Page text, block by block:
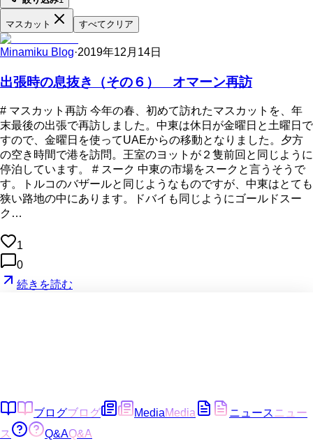
マスカット すべてクリア
Minamiku Blog·2019年12月14日
出張時の息抜き（その６） オマーン再訪
# マスカット再訪 今年の春、初めて訪れたマスカットを、年
末最後の出張で再訪しました。中東は休日が金曜日と土曜日で
すので、金曜日を使ってUAEからの移動となりました。夕方
の空き時間で港を訪問。王室のヨットが２隻前回と同じように
停泊しています。 # スーク 中東の市場をスークと言うそうで
す。トルコのバザールと同じようなものですが、中東はとても
狭い路地の中にあります。ドバイも同じようにゴールドスー
ク…
1
0
続きを読む
ブログブログ MediaMedia ニュース ニュー
ス
Q&AQ&A